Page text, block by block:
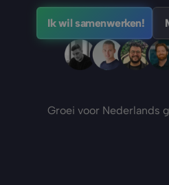
Ik wil samenwerken!
Groei voor Nederlands